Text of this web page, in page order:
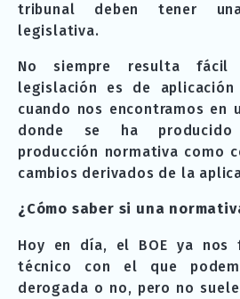
tribunal deben tener una
legislativa.
No siempre resulta
legislación es de
cuando nos encontramos en
donde se ha producido
producción normativa como
cambios derivados de la
¿Cómo saber si una
Hoy en día, el BOE ya nos
técnico con el que
derogada o no, pero no